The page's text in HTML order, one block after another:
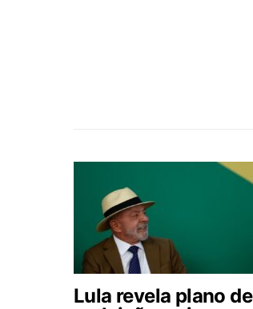
Lula revela plano de